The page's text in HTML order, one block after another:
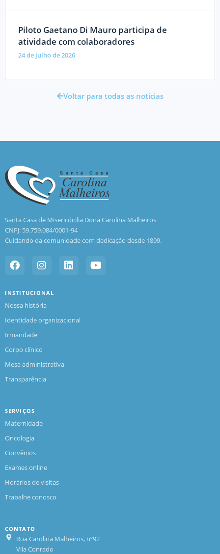
Piloto Gaetano Di Mauro participa de
atividade com colaboradores
24 de julho de 2026
Voltar para todas as notícias
Santa Casa de Misericórdia Dona Carolina Malheiros
CNPJ: 59.759.084/0001-94
Cuidando da comunidade com dedicação desde 1899.
INSTITUCIONAL
Nossa história
Identidade organizacional
Irmandade
Corpo clínico
Mesa administrativa
Transparência
SERVIÇOS
Maternidade
Oncologia
Convênios
Exames online
Horários de visitas
Trabalhe conosco
CONTATO
Rua Carolina Malheiros, nº92
Vila Conrado